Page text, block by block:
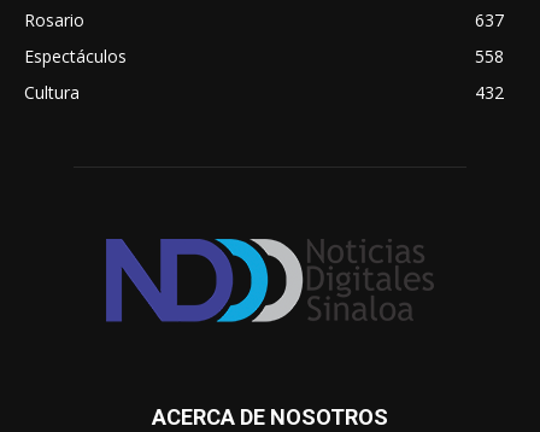
Rosario
637
Espectáculos
558
Cultura
432
ACERCA DE NOSOTROS